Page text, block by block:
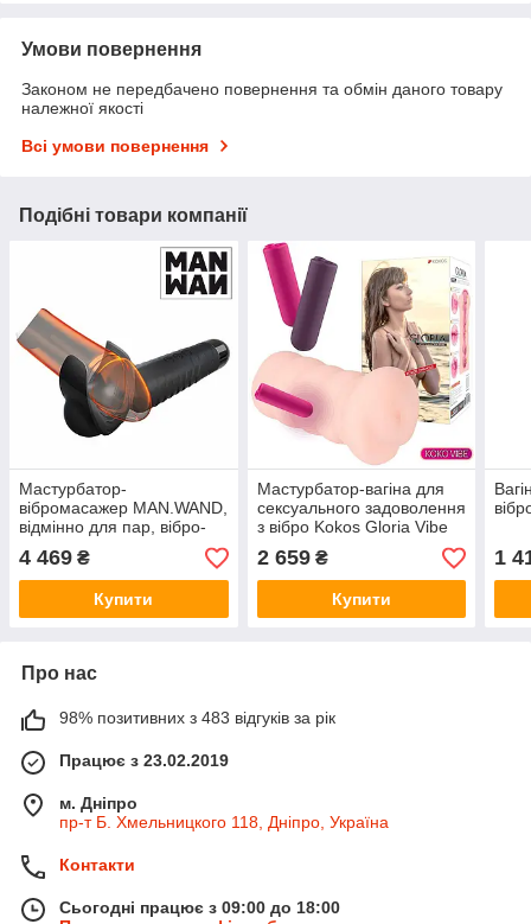
Умови повернення
Законом не передбачено повернення та обмін даного товару
належної якості
Всі умови повернення
Подібні товари компанії
Мастурбатор-
вібромасажер MAN.WAND,
відмінно для пар, вібро-
мінет, 20 режимів
4 469 ₴
Купити
Мастурбатор-вагіна для
сексуального задоволення
з вібро Kokos Gloria Vibe
2 659₴
Купити
1
Про нас
98% позитивних з 483 відгуків за рік
Працює з 23.02.2019
м. Дніпро
пр-т Б. Хмельницкого 118, Дніпро, Україна
Контакти
Сьогодні працює з 09:00 до 18:00